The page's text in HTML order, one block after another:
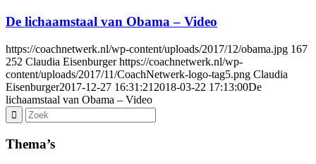
De lichaamstaal van Obama – Video
https://coachnetwerk.nl/wp-content/uploads/2017/12/obama.jpg 167
252 Claudia Eisenburger https://coachnetwerk.nl/wp-
content/uploads/2017/11/CoachNetwerk-logo-tag5.png Claudia
Eisenburger2017-12-27 16:31:21 2018-03-22 17:13:00De
lichaamstaal van Obama – Video
Thema’s